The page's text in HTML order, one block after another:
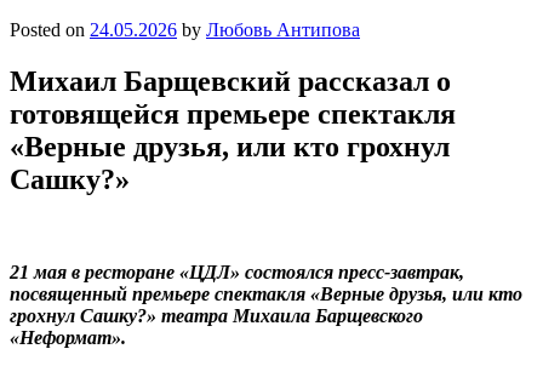
Posted on 24.05.2026 by Любовь Антипова
Михаил Барщевский рассказал о
готовящейся премьере спектакля
«Верные друзья, или кто грохнул
Сашку?»
21 мая в ресторане «ЦДЛ» состоялся пресс-завтрак,
посвященный премьере спектакля «Верные друзья, или кто
грохнул Сашку?» театра Михаила Барщевского
«Неформат».